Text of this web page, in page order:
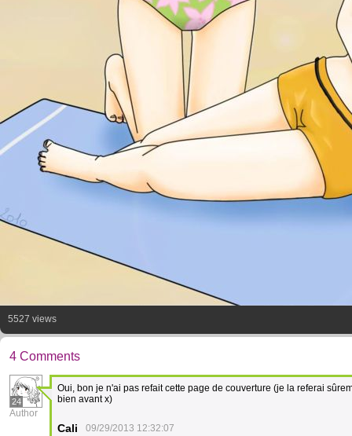
5527 views
4 Comments
24
Author
Oui, bon je n'ai pas refait cette page de couverture (je la referai
bien avant x)
Cali 09/29/2013 12:32:07